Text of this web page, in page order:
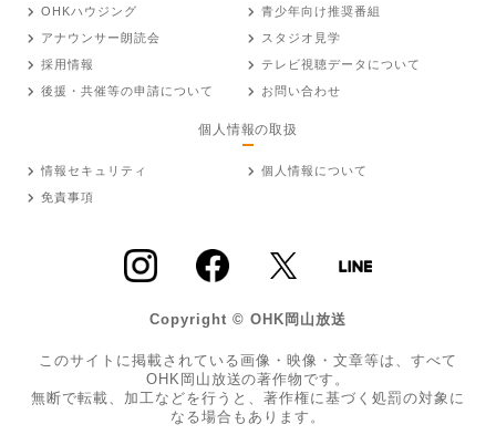
OHKハウジング
青少年向け推奨番組
アナウンサー朗読会
スタジオ見学
採用情報
テレビ視聴データについて
後援・共催等の申請について
お問い合わせ
個人情報の取扱
情報セキュリティ
個人情報について
免責事項
Copyright © OHK岡山放送
このサイトに掲載されている画像・映像・文章等は、すべて
OHK岡山放送の著作物です。
無断で転載、加工などを行うと、著作権に基づく処罰の対象に
なる場合もあります。